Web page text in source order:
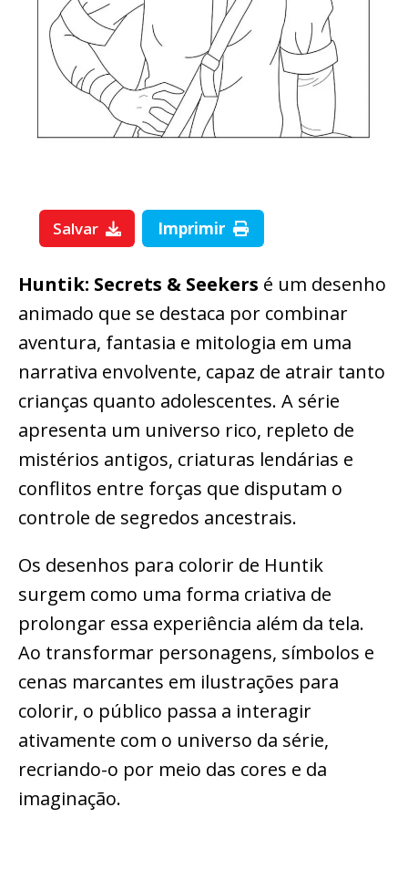
Salvar Imprimir
Huntik: Secrets & Seekers é um desenho
animado que se destaca por combinar
aventura, fantasia e mitologia em uma
narrativa envolvente, capaz de atrair tanto
crianças quanto adolescentes. A série
apresenta um universo rico, repleto de
mistérios antigos, criaturas lendárias e
conflitos entre forças que disputam o
controle de segredos ancestrais.
Os desenhos para colorir de Huntik
surgem como uma forma criativa de
prolongar essa experiência além da tela.
Ao transformar personagens, símbolos e
cenas marcantes em ilustrações para
colorir, o público passa a interagir
ativamente com o universo da série,
recriando-o por meio das cores e da
imaginação.